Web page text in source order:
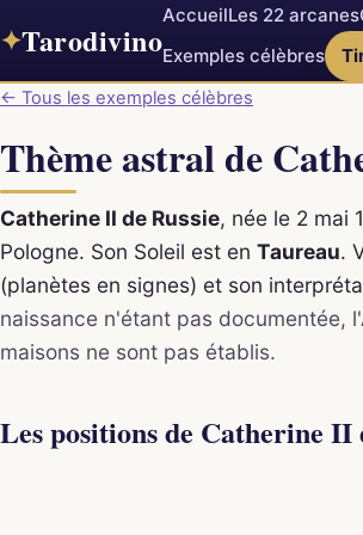
✦Tarodivino
AccueilLes 22 arcanes
Exemples célèbres
← Tous les exemples célèbres
Thème astral de
Catherine II de Russie, née le 2 mai
Pologne. Son Soleil est en Taureau.
(planètes en signes) et son
naissance n'étant pas documentée,
maisons ne sont pas établis.
Les positions de Catherine II